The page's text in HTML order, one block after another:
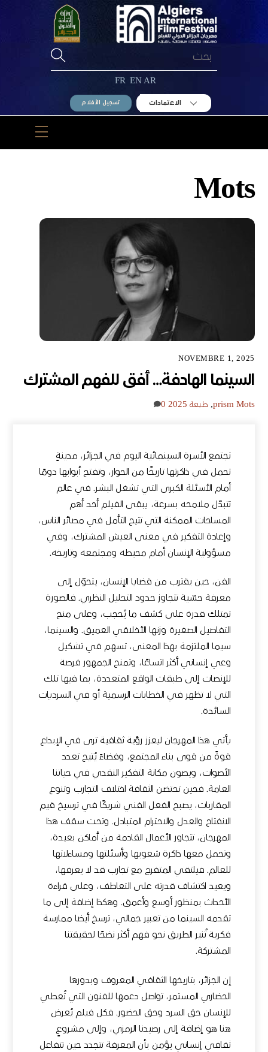
AR
EN
FR
الاعتمادات تسجيل الأفلام
Menu
Mots
NOVEMBRE 1, 2025
السينما الهادفة… أفق للفهم المشترك
prism Mots
, طبعة 2025 0
تجتمع الأسرة السينمائية اليوم في الجزائر، مدينةٍ
تحمل في ذاكرتها تاريخًا من الحوار، وتفتح أبوابها دومًا
أمام الأسئلة الكبرى التي تشغل البشر. في عالم
تتبدّل ملامحه بسرعة، يبقى الفيلم أحد أهم
المساحات الممكنة التي تتيح التأمل في مصائر الناس،
وإعادة التفكير في معنى العيش المشترك، وفي
مسؤولية الإنسان أمام محيطه ومجتمعه وتاريخه.
الفن، حين يقترب من قضايا الإنسان، يتحوّل إلى
معرفة حسّية تتجاوز حدود التحليل النظري. فالصورة
تمتلك قدرة على كشف ما يُحجب، وعلى منح
التفاصيل الصغيرة وزنها الأخلاقي العميق. والسينما،
سيما الملتزمة بهذا المعنى، تسهم في تشكيل
وعي إنساني أكثر اتساعًا، وتمنح الجمهور فرصة
للإنصات إلى طبقات الواقع المتعددة، بما فيها تلك
التي لا تظهر في الخطابات الرسمية أو في السرديات
السائدة.
يأتي هذا المهرجان ليعزز رؤية ثقافية ترى في الإبداع
قوةً من قوى بناء المجتمع، وفضاءً يُتيح تعدد
الأصوات، ويصون مكانة التفكير النقدي في حياتنا
العامة. فحين تحتضن الثقافة اختلاف التجارب وتنوع
المقاربات، يصبح الفعل الفني شريكًا في ترسيخ قيم
الانفتاح والعدل والاحترام المتبادل. وتحت سقف هذا
المهرجان، تتجاور الأعمال القادمة من أماكن بعيدة،
وتحمل معها ذاكرة شعوبها وأسئلتها ومساءلاتها
للعالم. فيلتقي المتفرج مع تجارب قد لا يعرفها،
ويعيد اكتشاف قدرته على التعاطف، وعلى قراءة
الأحداث بمنظور أوسع وأعمق. وهكذا إضافة إلى ما
تقدمه السينما من تعبير جمالي، ترسخ أيضا ممارسة
فكرية تُنير الطريق نحو فهم أكثر نضجًا لحقيقتنا
المشتركة.
إن الجزائر، بتاريخها الثقافي المعروف وبدورها
الحضاري المستمر، تواصل دعمها للفنون التي تُعطي
للإنسان حق السرد وحق الحضور. فكل فيلم يُعرض
هنا هو إضافة إلى رصيدنا الرمزي، وإلى مشروعٍ
ثقافي إنساني يؤمن بأن المعرفة تتجدد حين تتفاعل